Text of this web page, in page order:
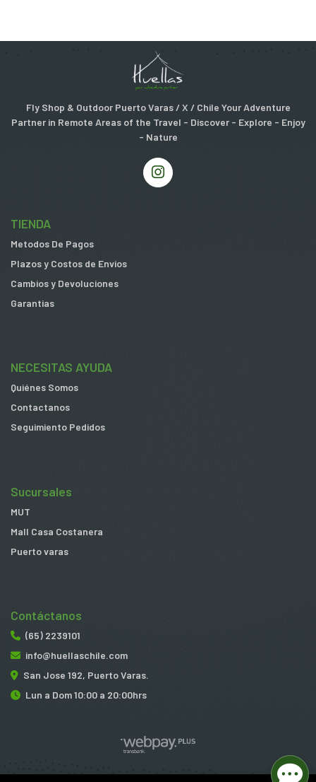
Fly Shop & Outdoor Puerto Varas / X / Chile Your Adventure
Partner in Remote Areas of the Travel - Discover - Explore - Enjoy
- Nature
TIENDA
Metodos De Pagos
Plazos y Costos de Envios
Cambios y Devoluciones
Garantias
NECESITAS AYUDA
Quiénes Somos
Contactanos
Seguimiento Pedidos
Sucursales
MUT
Mall Casa Costanera
Puerto varas
Contáctanos
(65) 2239101
info@huellaschile.com
San Jose 192, Puerto Varas.
Lun a Dom 10:00 a 20:00hrs